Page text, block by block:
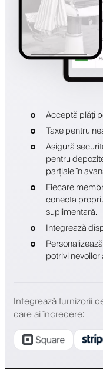
Acceptă plăți
Taxe pentru
Asigură
pentru
parțiale în
Fiecare
conecta
suplimentară.
Integrează
potrivi
Integrează furnizorii
care ai încredere: